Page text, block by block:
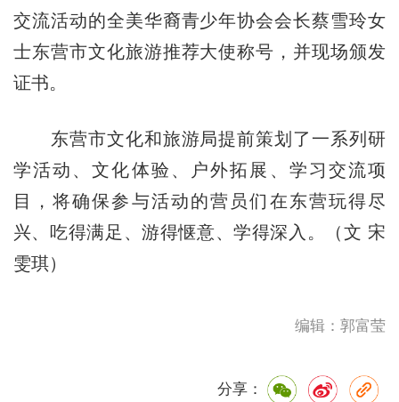
交流活动的全美华裔青少年协会会长蔡雪玲女
士东营市文化旅游推荐大使称号，并现场颁发
证书。
东营市文化和旅游局提前策划了一系列研
学活动、文化体验、户外拓展、学习交流项
目，将确保参与活动的营员们在东营玩得尽
兴、吃得满足、游得惬意、学得深入。（文 宋
雯琪）
编辑：郭富莹
分享：